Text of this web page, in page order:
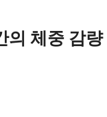
체중 감량